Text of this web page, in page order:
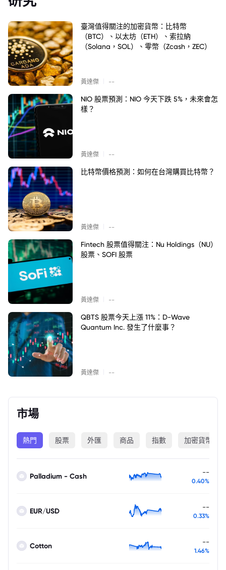
臺灣值得關注的加密貨幣：比特幣
（BTC）、以太坊（ETH）、索拉納
（Solana，SOL）、零幣（Zcash，ZEC）
黃達傑 --
NIO 股票預測：NIO 今天下跌 5%，未來會怎
樣？
黃達傑 --
比特幣價格預測：如何在台灣購買比特幣？
黃達傑 --
Fintech 股票值得關注：Nu Holdings（NU）
股票、SOFI 股票
黃達傑 --
QBTS 股票今天上漲 11%：D-Wave
Quantum Inc. 發生了什麼事？
黃達傑 --
市場
熱門 股票 外匯 商品 指數 加密貨幣
Palladium - Cash --
0.40%
EUR/USD --
0.33%
Cotton --
1.46%